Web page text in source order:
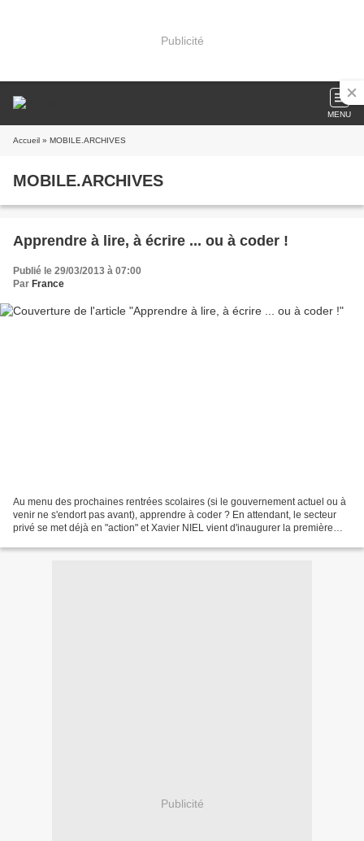
Publicité
MENU
Accueil » MOBILE.ARCHIVES
MOBILE.ARCHIVES
Apprendre à lire, à écrire ... ou à coder !
Publié le 29/03/2013 à 07:00
Par France
Au menu des prochaines rentrées scolaires (si le gouvernement actuel ou à
venir ne s'endort pas avant), apprendre à coder ? En attendant, le secteur
privé se met déjà en "action" et Xavier NIEL vient d'inaugurer la première
Publicité